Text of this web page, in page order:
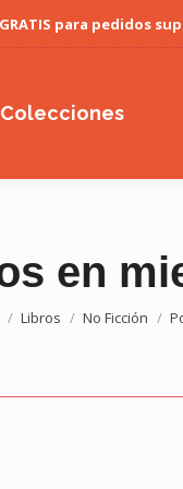
para pedidos
Colecciones
en
aquí:
Libros No Ficción